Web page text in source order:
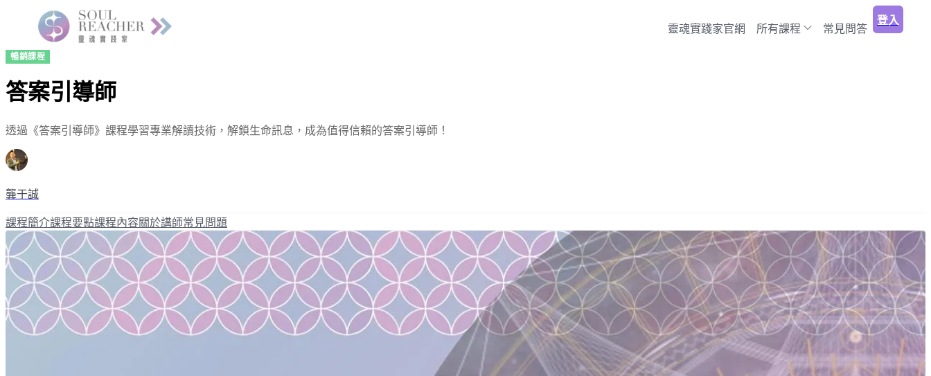
靈魂實踐家官網 所有課程 常見問答
登入
暢銷課程
答案引導師
透過《答案引導師》課程學習專業解讀技術，解鎖生命訊息，成為值得信賴的答案引導師！
龔于誠
課程簡介課程要點課程內容關於講師常見問題